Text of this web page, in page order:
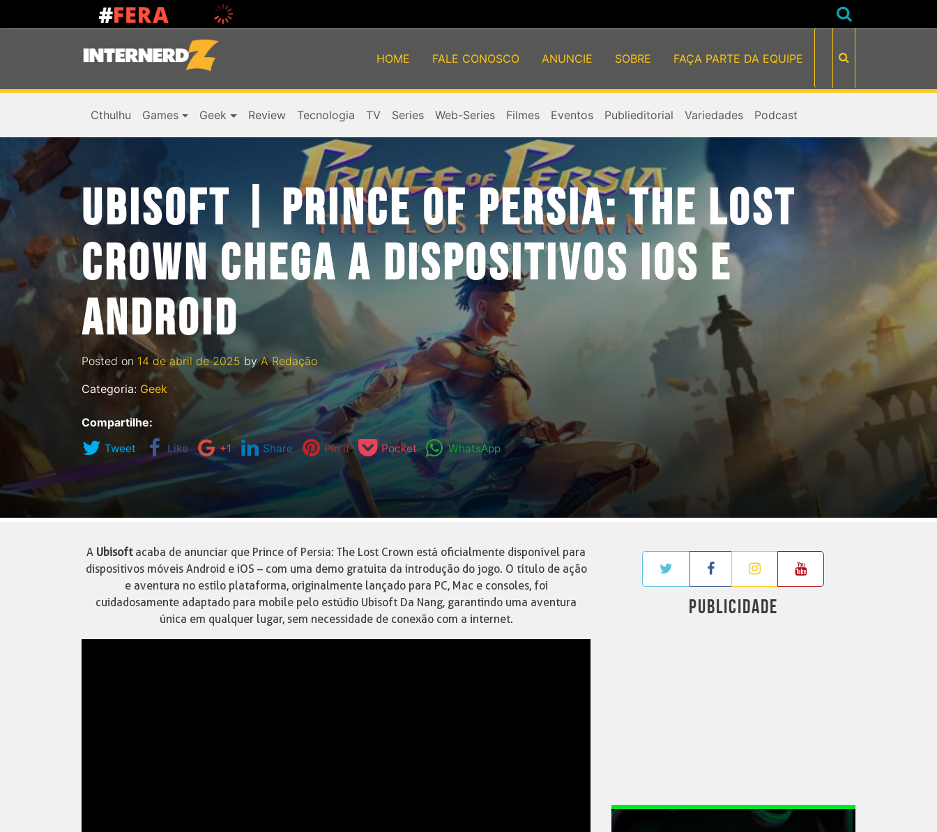
HOME FALE CONOSCO ANUNCIE SOBRE FAÇA PARTE DA EQUIPE
Cthulhu Games Geek Review Tecnologia TV Series Web-Series Filmes Eventos Publieditorial Variedades Podcast
UBISOFT | PRINCE OF PERSIA: THE LOST
CROWN CHEGA A DISPOSITIVOS IOS E
ANDROID
Posted on 14 de abril de 2025 byA Redação
Categoria: Geek
Compartilhe:
Tweet Like +1 Share Pin it Pocket WhatsApp
A Ubisoftacaba de anunciar que Prince of Persia: The Lost Crown está oficialmente disponível para
dispositivos móveis Android e iOS – com uma demo gratuita da introdução do jogo. O título de ação
e aventura no estilo plataforma, originalmente lançado para PC, Mac e consoles, foi
cuidadosamente adaptado para mobile pelo estúdio Ubisoft Da Nang, garantindo uma aventura
única em qualquer lugar, sem necessidade de conexão com a internet.
PUBLICIDADE